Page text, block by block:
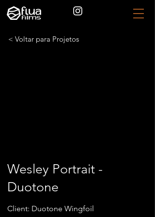
< Voltar para Projetos
Wesley Portrait -
Duotone
Client: Duotone Wingfoil